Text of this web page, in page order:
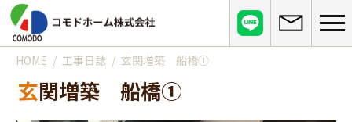
コモドホームについて
コモドホームの特長
HOME 工事日誌 玄関増築 船橋①
玄関増築 船橋①